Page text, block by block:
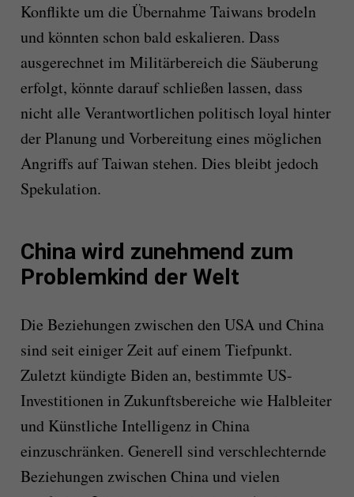
Konflikte um die Übernahme Taiwans brodeln
und könnten schon bald eskalieren. Dass
ausgerechnet im Militärbereich die Säuberung
erfolgt, könnte darauf schließen lassen, dass
nicht alle Verantwortlichen politisch loyal hinter
der Planung und Vorbereitung eines möglichen
Angriffs auf Taiwan stehen. Dies bleibt jedoch
Spekulation.
China wird zunehmend zum
Problemkind der Welt
Die Beziehungen zwischen den USA und China
sind seit einiger Zeit auf einem Tiefpunkt.
Zuletzt kündigte Biden an, bestimmte US-
Investitionen in Zukunftsbereiche wie Halbleiter
und Künstliche Intelligenz in China
einzuschränken. Generell sind verschlechternde
Beziehungen zwischen China und vielen